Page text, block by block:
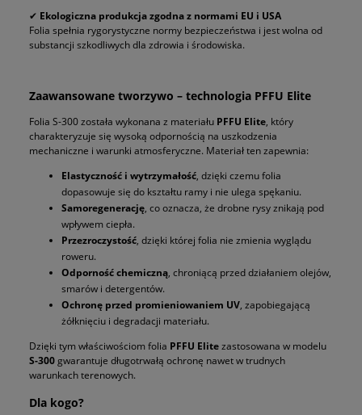
✔ Ekologiczna produkcja zgodna z normami EU i USA
Folia spełnia rygorystyczne normy bezpieczeństwa i jest wolna od
substancji szkodliwych dla zdrowia i środowiska.
Zaawansowane tworzywo – technologia PFFU Elite
Folia S-300 została wykonana z materiału PFFU Elite, który
charakteryzuje się wysoką odpornością na uszkodzenia
mechaniczne i warunki atmosferyczne. Materiał ten zapewnia:
Elastyczność i wytrzymałość, dzięki czemu folia
dopasowuje się do kształtu ramy i nie ulega spękaniu.
Samoregenerację, co oznacza, że drobne rysy znikają pod
wpływem ciepła.
Przezroczystość, dzięki której folia nie zmienia wyglądu
roweru.
Odporność chemiczną, chroniącą przed działaniem olejów,
smarów i detergentów.
Ochronę przed promieniowaniem UV, zapobiegającą
żółknięciu i degradacji materiału.
Dzięki tym właściwościom folia PFFU Elitezastosowana w modelu
S-300gwarantuje długotrwałą ochronę nawet w trudnych
warunkach terenowych.
Dla kogo?